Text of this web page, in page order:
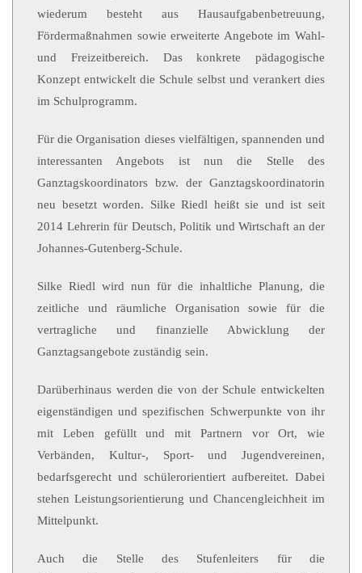
wiederum besteht aus Hausaufgabenbetreuung,
Fördermaßnahmen sowie erweiterte Angebote im Wahl-
und Freizeitbereich. Das konkrete pädagogische
Konzept entwickelt die Schule selbst und verankert dies
im Schulprogramm.
Für die Organisation dieses vielfältigen, spannenden und
interessanten Angebots ist nun die Stelle des
Ganztagskoordinators bzw. der Ganztagskoordinatorin
neu besetzt worden. Silke Riedl heißt sie und ist seit
2014 Lehrerin für Deutsch, Politik und Wirtschaft an der
Johannes-Gutenberg-Schule.
Silke Riedl wird nun für die inhaltliche Planung, die
zeitliche und räumliche Organisation sowie für die
vertragliche und finanzielle Abwicklung der
Ganztagsangebote zuständig sein.
Darüberhinaus werden die von der Schule entwickelten
eigenständigen und spezifischen Schwerpunkte von ihr
mit Leben gefüllt und mit Partnern vor Ort, wie
Verbänden, Kultur-, Sport- und Jugendvereinen,
bedarfsgerecht und schülerorientiert aufbereitet. Dabei
stehen Leistungsorientierung und Chancengleichheit im
Mittelpunkt.
Auch die Stelle des Stufenleiters für die